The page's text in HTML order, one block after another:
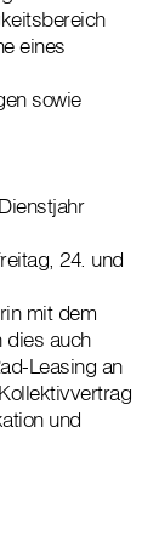
eines
sowie
24. und
mit dem
dies auch
Leasing an
und